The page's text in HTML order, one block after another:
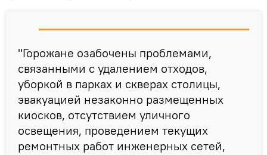
"Горожане озабочены проблемами,
связанными с удалением отходов,
уборкой в парках и скверах столицы,
эвакуацией незаконно размещенных
киосков, отсутствием уличного
освещения, проведением текущих
ремонтных работ инженерных сетей,